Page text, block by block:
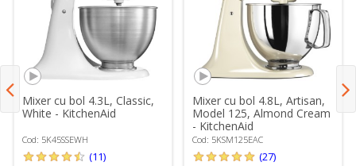
Mixer cu bol 4.3L, Classic,
White - KitchenAid
Cod: 5K45SSEWH
(11)
Mixer cu bol 4.8L, Artisan,
Model 125, Almond Cream
- KitchenAid
Cod: 5KSM125EAC
(27)